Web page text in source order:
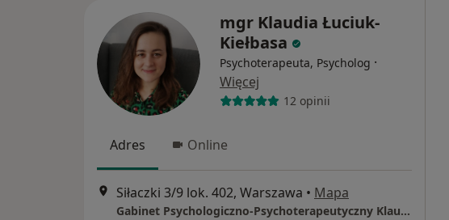
mgr Klaudia Łuciuk-
Kiełbasa
Psychoterapeuta, Psycholog ·
Więcej
12 opinii
Adres Online
Siłaczki 3/9 lok. 402, Warszawa • Mapa
Gabinet Psychologiczno-Psychoterapeutyczny Klaudia Łuciuk-Kiełbasa